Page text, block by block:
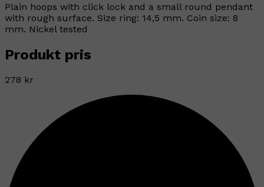
Plain hoops with click lock and a small round pendant
with rough surface. Size ring: 14,5 mm. Coin size: 8
mm. Nickel tested
Produkt pris
278 kr